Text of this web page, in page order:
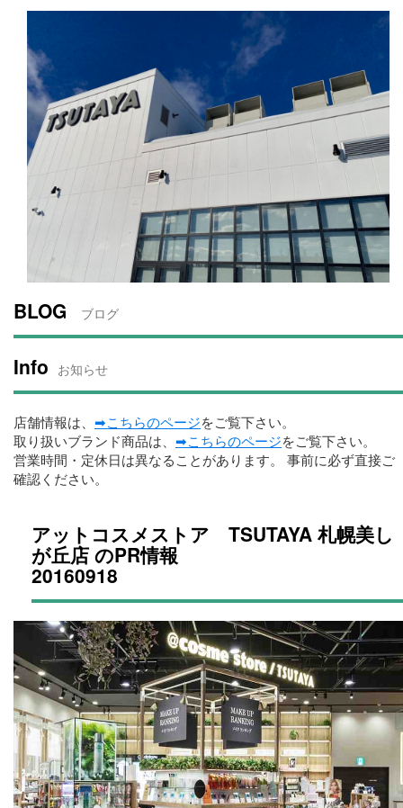
BLOG ブログ
Info お知らせ
店舗情報は、 ➡こちらのページをご覧下さい。
取り扱いブランド商品は、 ➡こちらのページをご覧下さい。
営業時間・定休日は異なることがあります。 事前に必ず直接ご
確認ください。
アットコスメストア TSUTAYA 札幌美し
が丘店 のPR情報
20160918